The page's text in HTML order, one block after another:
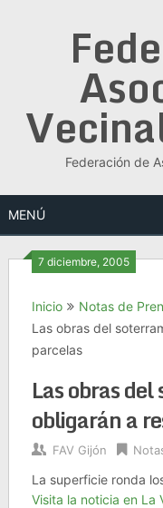
Federación de
MENÚ
7 diciembre, 2005
Inicio
Notas de
Las obras del
parcelas
Las obras
obligarán a
FAV Gijón
La superficie ronda
Visita la noticia en La